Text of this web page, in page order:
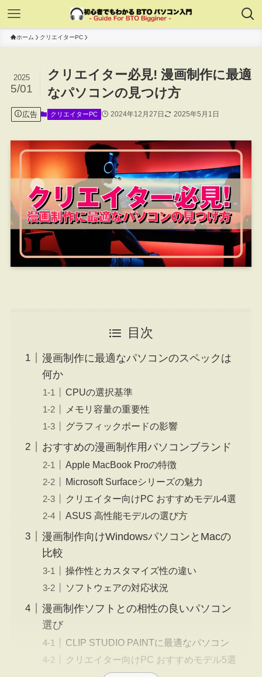
ホーム クリエイターPC
クリエイター必見! 漫画制作に最適
なパソコンの見つけ方
2025
5/01
広告 クリエイターPC 2024年12月27日 2025年5月1日
目次
漫画制作に最適なパソコンのスペックは
何か
CPUの選択基準
メモリ容量の重要性
グラフィックボードの影響
おすすめの漫画制作用パソコンブランド
Apple MacBook Proの特徴
Microsoft Surfaceシリーズの魅力
クリエイター向けPC おすすめモデル4選
ASUS 高性能モデルの選び方
漫画制作向けWindowsパソコンとMacの
比較
操作性とカスタマイズ性の違い
ソフトウェアの対応状況
漫画制作ソフトとの相性の良いパソコン
選び
CLIP STUDIO PAINTに最適なパソコン
クリエイター向けPC おすすめモデル5選